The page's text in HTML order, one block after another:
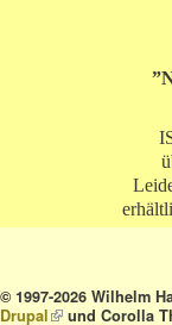
© 1997-2026 Wilhelm
Drupal(link is external)
und Corolla